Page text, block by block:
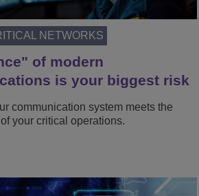
NETWORKS
of modern
is your biggest risk
communication system meets the
your critical operations.